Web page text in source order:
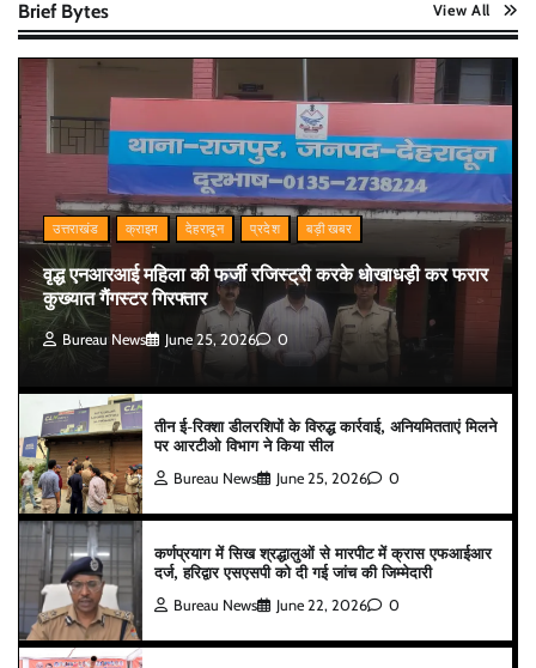
Brief Bytes View All
उत्तराखंड क्राइम देहरादून प्रदेश बड़ी खबर
वृद्ध एनआरआई महिला की फर्जी रजिस्ट्री करके धोखाधड़ी कर फरार
कुख्यात गैंगस्टर गिरफ्तार
Bureau News June 25, 2026 0
तीन ई-रिक्शा डीलरशिपों के विरुद्ध कार्रवाई, अनियमितताएं मिलने
पर आरटीओ विभाग ने किया सील
Bureau News June 25, 2026 0
कर्णप्रयाग में सिख श्रद्धालुओं से मारपीट में क्रास एफआईआर
दर्ज, हरिद्वार एसएसपी को दी गई जांच की जिम्मेदारी
Bureau News June 22, 2026 0